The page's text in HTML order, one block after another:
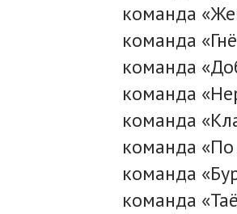
команда
команда
команда
команда
команда
команда «По
команда
команда